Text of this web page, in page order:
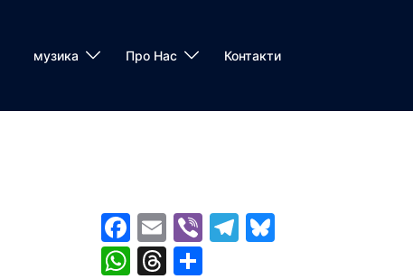
музика Про Нас Контакти
Facebook
EmailViberTelegram
Bluesky
WhatsApp
Threads
Share